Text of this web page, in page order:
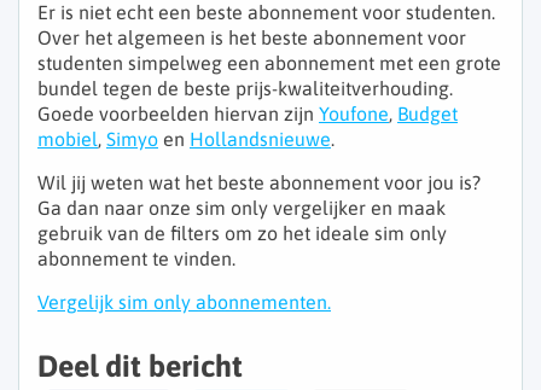
Er is niet echt een beste abonnement voor studenten.
Over het algemeen is het beste abonnement voor
studenten simpelweg een abonnement met een grote
bundel tegen de beste prijs-kwaliteitverhouding.
Goede voorbeelden hiervan zijn Youfone, Budget
mobiel, Simyo en Hollandsnieuwe.
Wil jij weten wat het beste abonnement voor jou is?
Ga dan naar onze sim only vergelijker en maak
gebruik van de filters om zo het ideale sim only
abonnement te vinden.
Vergelijk sim only abonnementen.
Deel dit bericht